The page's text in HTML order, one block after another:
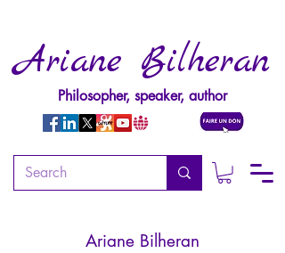
Ariane Bilheran
Philosopher, speaker, author
Totalitarisme Numérique
Ariane Bilheran